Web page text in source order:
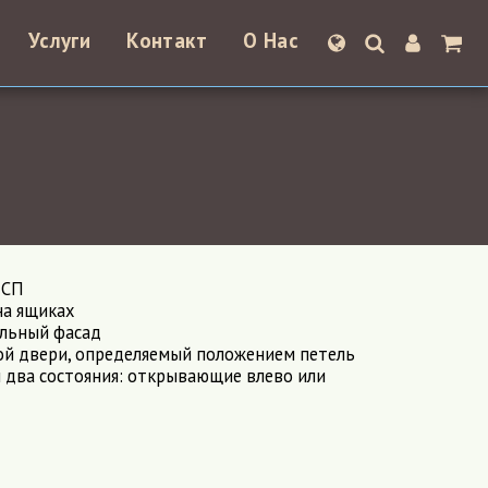
Услуги Контакт О Нас
ящиках
фасад
двери, определяемый положением петель
состояния: открывающие влево или